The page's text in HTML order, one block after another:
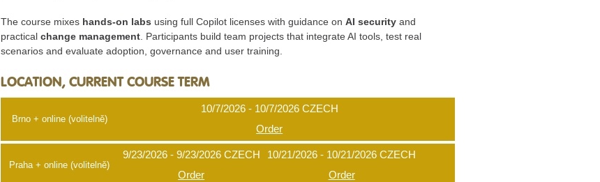
The course mixes hands-on labs using full Copilot licenses with guidance onAI security and
practicalchange management . Participants build team projects that integrate AI tools, test real
scenarios and evaluate adoption, governance and user training.
LOCATION, CURRENT COURSE TERM
Brno + online (volitelně)
10/7/2026 - 10/7/2026CZECH
Order
Praha + online (volitelně)
9/23/2026 - 9/23/2026CZECH
Order
10/21/2026 - 10/21/2026 CZECH
Order